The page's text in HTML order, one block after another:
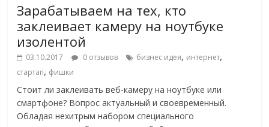
Зарабатываем на тех, кто
заклеивает камеру на ноутбуке
изолентой
03.10.2017 0 отзывов бизнес идея, интернет,
стартап, фишки
Стоит ли заклеивать веб-камеру на ноутбуке или
смартфоне? Вопрос актуальный и своевременный.
Обладая нехитрым набором специального